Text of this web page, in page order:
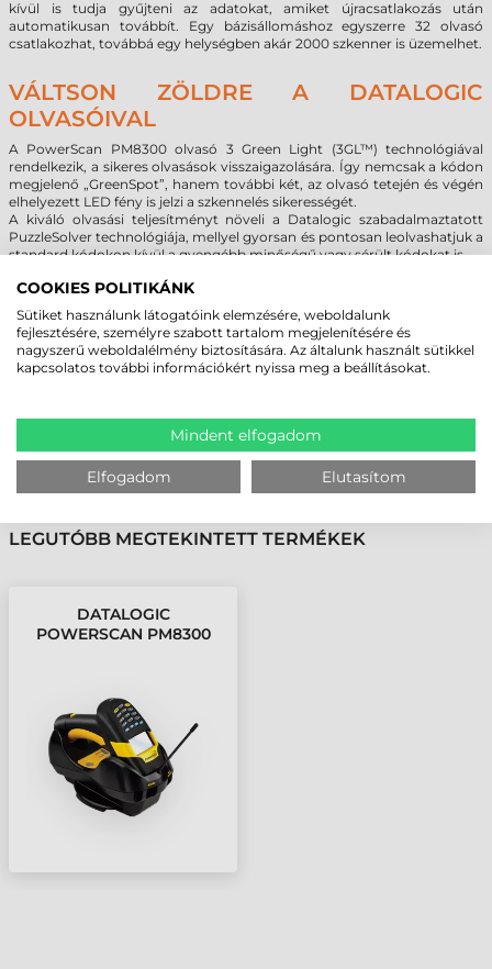
kívül is tudja gyűjteni az adatokat, amiket újracsatlakozás után
automatikusan továbbít. Egy bázisállomáshoz egyszerre 32 olvasó
csatlakozhat, továbbá egy helységben akár 2000 szkenner is üzemelhet.
VÁLTSON ZÖLDRE A DATALOGIC
OLVASÓIVAL
A PowerScan PM8300 olvasó 3 Green Light (3GL™) technológiával
rendelkezik, a sikeres olvasások visszaigazolására. Így nemcsak a kódon
megjelenő „GreenSpot”, hanem további két, az olvasó tetején és végén
elhelyezett LED fény is jelzi a szkennelés sikerességét.
A kiváló olvasási teljesítményt növeli a Datalogic szabadalmaztatott
PuzzleSolver technológiája, mellyel gyorsan és pontosan leolvashatjuk a
standard kódokon kívül a gyengébb minőségű vagy sérült kódokat is.
Az olvasó konfigurálása a Datalogic Aladdin program segítségével
végezhetjük, mely ingyenesen elérhető a Datalogic honlapján. A
PowerScan PM8300 vonalkódolvasó 3 év garanciával rendelkezik.
VÁSÁRLÓINK VÉLEMÉNYÉT
KÖVESSE BE YOUTUBE CSATORNÁNKAT!
LEGUTÓBB MEGTEKINTETT TERMÉKEK
DATALOGIC
POWERSCAN PM8300
COOKIES POLITIKÁNK
Sütiket használunk látogatóink elemzésére, weboldalunk
fejlesztésére, személyre szabott tartalom megjelenítésére és
nagyszerű weboldalélmény biztosítására. Az általunk használt sütikkel
kapcsolatos további információkért nyissa meg a beállításokat.
Mindent elfogadom
Elfogadom Elutasítom